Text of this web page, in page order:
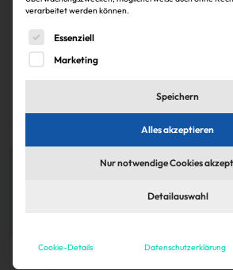
Köpfe
Silke Bosbach
verarbeitet werden können.
Es folgt eine Liste der Service-
Essenziell
Marketing
Speichern
Alles akzeptieren
Nur notwendige Cookies
Detailauswahl
Cookie-Details Datenschutzerklärung